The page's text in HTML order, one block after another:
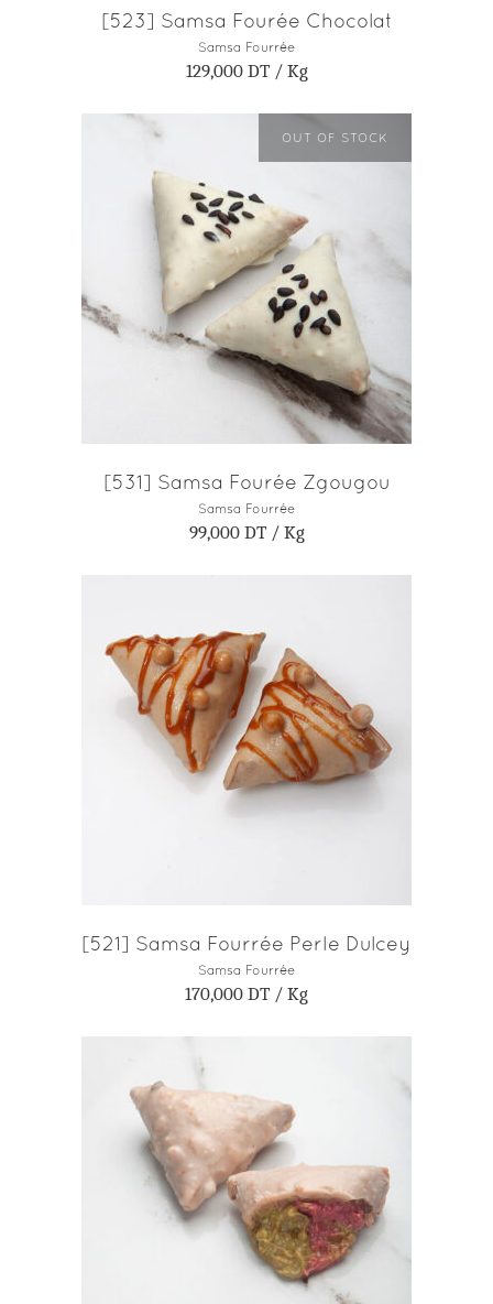
[523] Samsa Fourée Chocolat
Samsa Fourrée
129,000DT / Kg
OUT OF STOCK
LIRE LA SUITE
[531] Samsa Fourée Zgougou
Samsa Fourrée
99,000DT / Kg
AJOUTER AU PANIER
[521] Samsa Fourrée Perle Dulcey
Samsa Fourrée
170,000 DT / Kg
AJOUTER AU PANIER